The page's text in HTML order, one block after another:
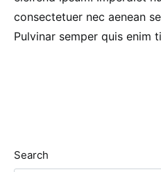
consectetuer nec aenean
Pulvinar semper quis enim
Search